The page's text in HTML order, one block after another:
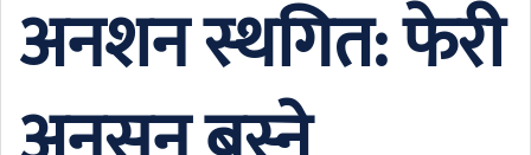
अनशन स्थगित: फेरी